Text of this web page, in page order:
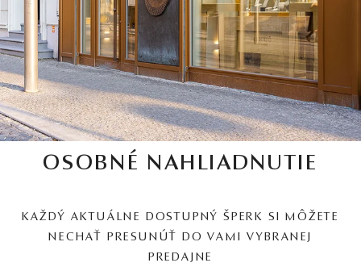
OSOBNÉ NAHLIADNUTIE
KAŽDÝ AKTUÁLNE DOSTUPNÝ ŠPERK SI MÔŽETE
NECHAŤ PRESUNÚŤ DO VAMI VYBRANEJ
PREDAJNE